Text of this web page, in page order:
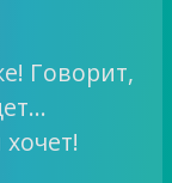
Говорит,